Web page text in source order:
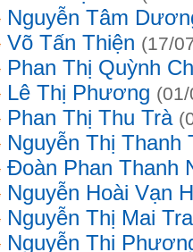
Nguyễn Tâm
Võ Tấn Thiện (17/
Phan Thị Quỳnh
Lê Thị Phương
Phan Thị Thu Trà
Nguyễn Thị Thanh
Đoàn Phan Thanh
Nguyễn Hoài Vạn
Nguyễn Thị Mai
Nguyễn Thị